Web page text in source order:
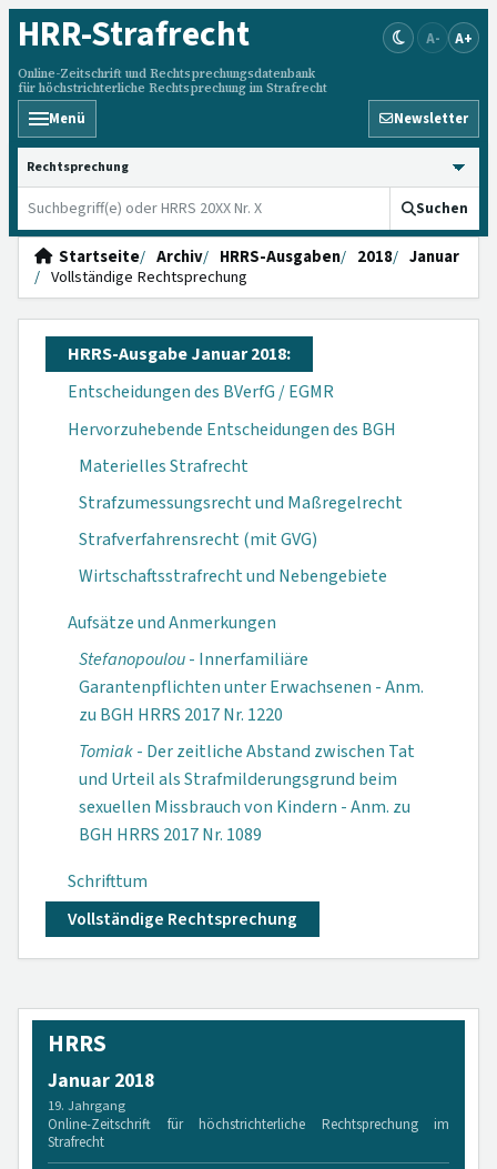
HRR-Strafrecht
Online-Zeitschrift und Rechtsprechungsdatenbank
für höchstrichterliche Rechtsprechung im Strafrecht
A- A+
Menü Newsletter
HRRS durchsuchen
Suchen
Startseite Archiv HRRS-Ausgaben 2018
Januar
Vollständige Rechtsprechung
HRRS-Ausgabe Januar 2018:
Entscheidungen des BVerfG / EGMR
Hervorzuhebende Entscheidungen des BGH
Materielles Strafrecht
Strafzumessungsrecht und Maßregelrecht
Strafverfahrensrecht (mit GVG)
Wirtschaftsstrafrecht und Nebengebiete
Aufsätze und Anmerkungen
Stefanopoulou- Innerfamiliäre
Garantenpflichten unter Erwachsenen - Anm.
zu BGH HRRS 2017 Nr. 1220
Tomiak- Der zeitliche Abstand zwischen Tat
und Urteil als Strafmilderungsgrund beim
sexuellen Missbrauch von Kindern - Anm. zu
BGH HRRS 2017 Nr. 1089
Schrifttum
Vollständige Rechtsprechung
HRRS
Januar 2018
19. Jahrgang
Online-Zeitschrift für höchstrichterliche Rechtsprechung im
Strafrecht